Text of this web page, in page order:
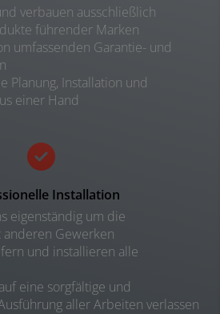
verbauen ausschließlich
führender Marken
umfassenden Garantie- und
Planung, Installation und
einer Hand
Installation
eigenständig um die
Gewerken
und installieren alle
eine sorgfältige und
aller Arbeiten verlassen